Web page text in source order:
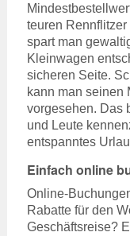
teuren
spart man
Kleinwagen
sicheren Seite.
kann man seinen
vorgesehen. Das
und Leute
entspanntes
Einfach online
Online-
Rabatte für den
Geschäftsreise?